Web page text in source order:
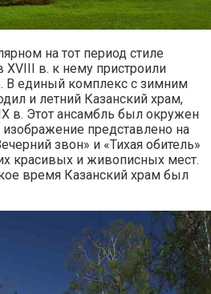
на тот период стиле
XVIII в. к нему пристроили
В единый комплекс с зимним
и летний Казанский храм,
в. Этот ансамбль был окружен
изображение представлено на
звон» и «Тихая обитель»
красивых и живописных мест.
время Казанский храм был